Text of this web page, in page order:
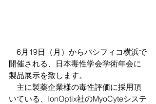
6月19日（月）からパシフィコ横浜で
開催される、日本毒性学会学術年会に
製品展示を致します。
主に製薬企業様の毒性評価に採用頂
いている、IonOptix社のMyoCyteシステ